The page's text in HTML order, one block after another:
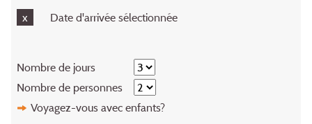
x Date d'arrivée sélectionnée
Nombre de jours
Nombre de personnes
Voyagez-vous avec enfants?